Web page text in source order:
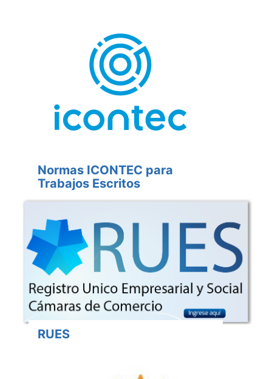
Normas ICONTEC para
Trabajos Escritos
RUES